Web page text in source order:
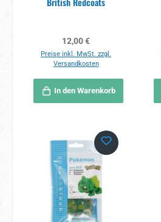
Regulärer Preis:
12,00 €
Preise inkl. MwSt. zzgl.
Versandkosten
In den Warenkorb